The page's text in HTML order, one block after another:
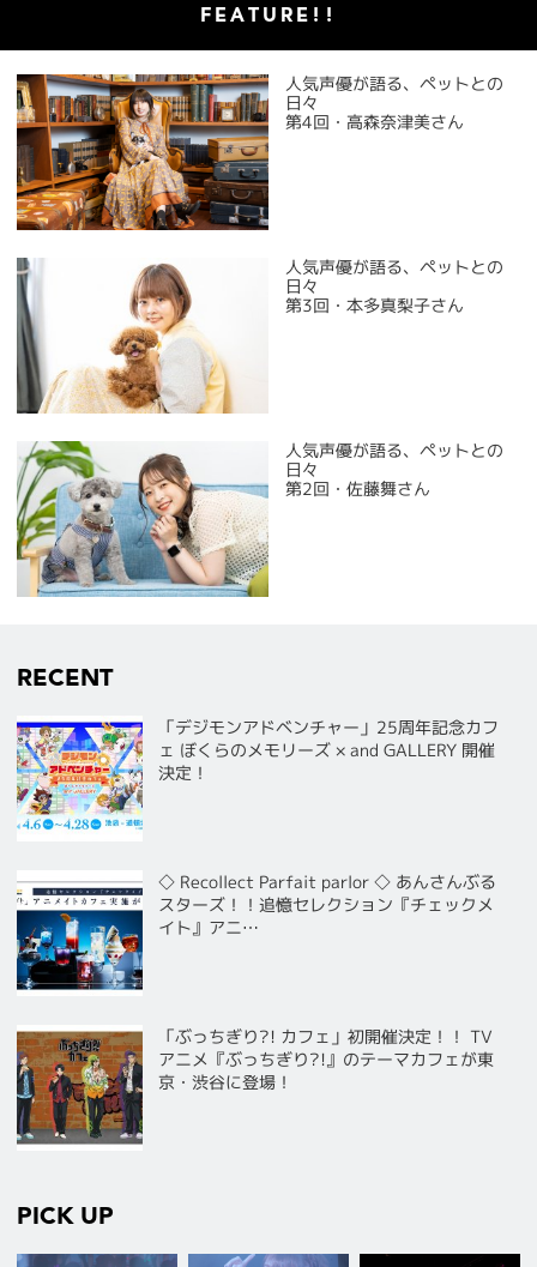
FEATURE!!
人気声優が語る、ペットとの
日々
第4回・高森奈津美さん
人気声優が語る、ペットとの
日々
第3回・本多真梨子さん
人気声優が語る、ペットとの
日々
第2回・佐藤舞さん
RECENT
「デジモンアドベンチャー」25周年記念カフ
ェ ぼくらのメモリーズ × and GALLERY 開催
決定！
◇ Recollect Parfait parlor ◇ あんさんぶる
スターズ！！追憶セレクション『チェックメ
イト』アニ…
「ぶっちぎり?! カフェ」初開催決定！！ TV
アニメ『ぶっちぎり?!』のテーマカフェが東
京・渋谷に登場！
PICK UP